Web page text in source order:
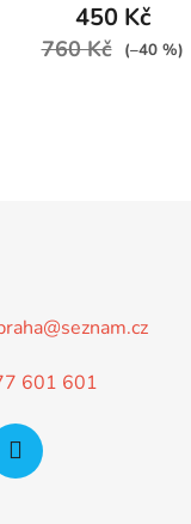
450 Kč
760 Kč (–40 %)
@seznam.cz
601 601